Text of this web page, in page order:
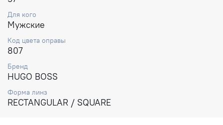
Для кого
Мужские
Код цвета оправы
807
Бренд
HUGO BOSS
Форма линз
RECTANGULAR / SQUARE